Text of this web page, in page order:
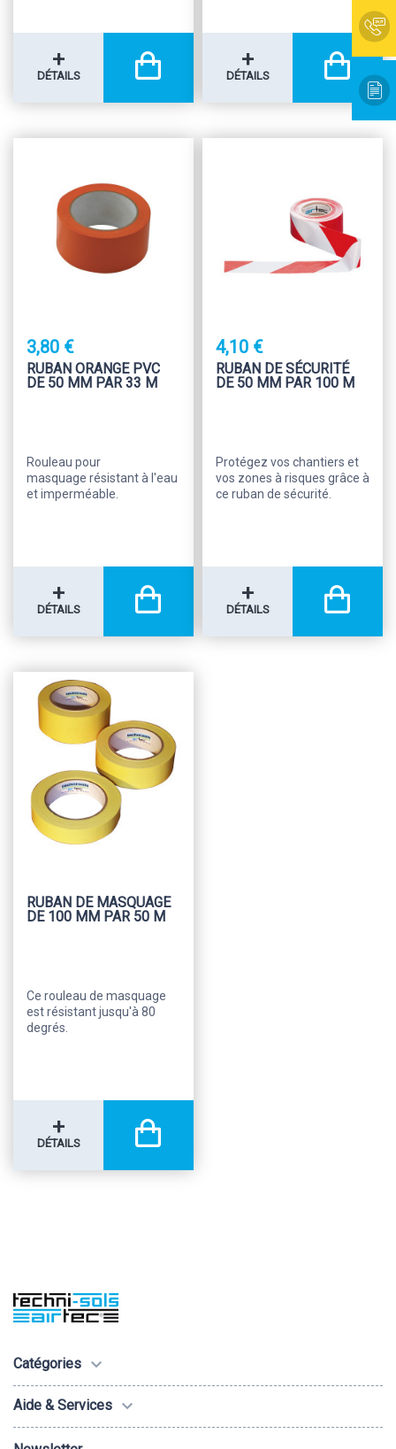
+
DÉTAILS
+
DÉTAILS
3,80 €
RUBAN ORANGE PVC
DE 50 MM PAR 33 M
Rouleau pour
masquage résistant à l'eau
et imperméable.
+
DÉTAILS
4,10 €
RUBAN DE SÉCURITÉ
DE 50 MM PAR 100 M
Protégez vos chantiers et
vos zones à risques grâce à
ce ruban de sécurité.
+
DÉTAILS
RUBAN DE MASQUAGE
DE 100 MM PAR 50 M
Ce rouleau de masquage
est résistant jusqu'à 80
degrés.
+
DÉTAILS
Catégories 
Aide & Services 